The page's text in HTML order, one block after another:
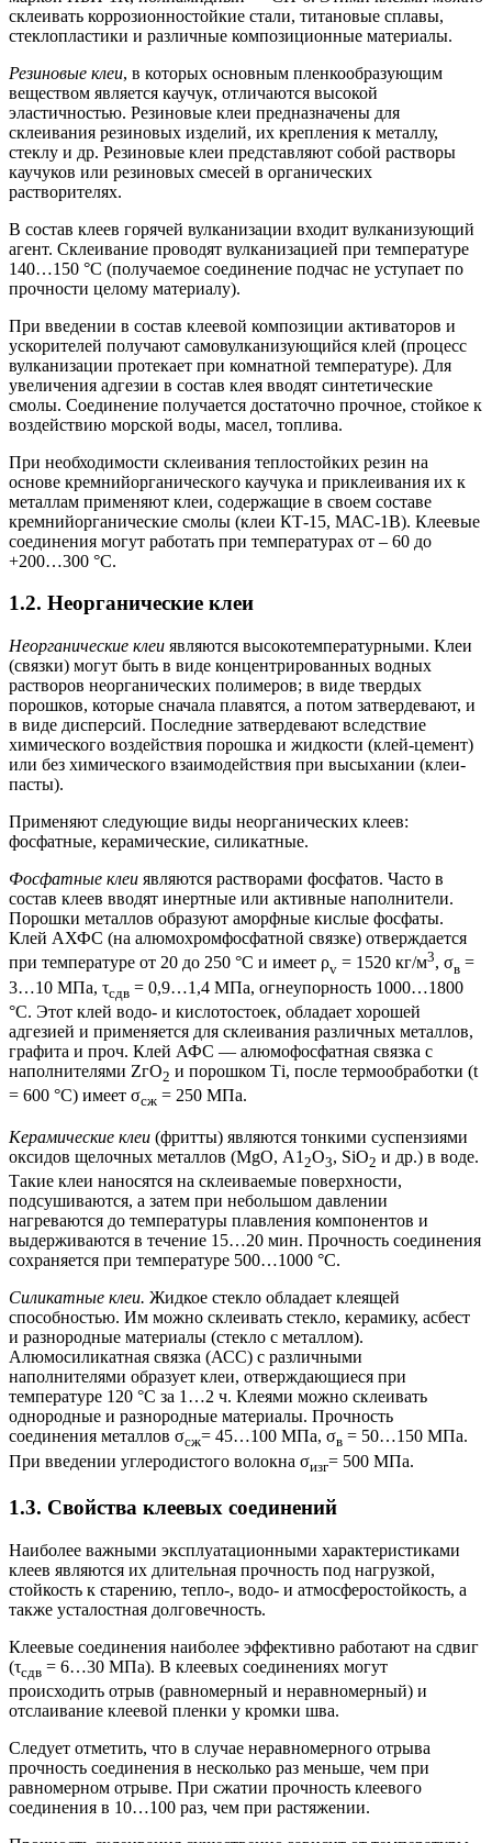
склеивать коррозионностойкие стали, титановые сплавы,
стеклопластики и различные композиционные материалы.
Резиновые клеи, в которых основным пленкообразующим
веществом является каучук, отличаются высокой
эластичностью. Резиновые клеи предназначены для
склеивания резиновых изделий, их крепления к металлу,
стеклу и др. Резиновые клеи представляют собой растворы
каучуков или резиновых смесей в органических
растворителях.
В состав клеев горячей вулканизации входит вулканизующий
агент. Склеивание проводят вулканизацией при температуре
140…150 °С (получаемое соединение подчас не уступает по
прочности целому материалу).
При введении в состав клеевой композиции активаторов и
ускорителей получают самовулканизующийся клей (процесс
вулканизации протекает при комнатной температуре). Для
увеличения адгезии в состав клея вводят синтетические
смолы. Соединение получается достаточно прочное, стойкое к
воздействию морской воды, масел, топлива.
При необходимости склеивания теплостойких резин на
основе кремнийорганического каучука и приклеивания их к
металлам применяют клеи, содержащие в своем составе
кремнийорганические смолы (клеи КТ-15, МАС-1В). Клеевые
соединения могут работать при температурах от – 60 до
+200…300 °С.
1.2. Неорганические клеи
Неорганические клеи являются высокотемпературными. Клеи
(связки) могут быть в виде концентрированных водных
растворов неорганических полимеров; в виде твердых
порошков, которые сначала плавятся, а потом затвердевают, и
в виде дисперсий. Последние затвердевают вследствие
химического воздействия порошка и жидкости (клей-цемент)
или без химического взаимодействия при высыхании (клеи-
пасты).
Применяют следующие виды неорганических клеев:
фосфатные, керамические, силикатные.
Фосфатные клеи являются растворами фосфатов. Часто в
состав клеев вводят инертные или активные наполнители.
Порошки металлов образуют аморфные кислые фосфаты.
Клей АХФС (на алюмохромфосфатной связке) отверждается
при температуре от 20 до 250 °С и имеет ρv = 1520 кг/м3, σв =
3…10 МПа, τсдв = 0,9…1,4 МПа, огнеупорность 1000…1800
°С. Этот клей водо- и кислотостоек, обладает хорошей
адгезией и применяется для склеивания различных металлов,
графита и проч. Клей АФС — алюмофосфатная связка с
наполнителями ZгО2 и порошком Тi, после термообработки (t
= 600 °С) имеет σсж = 250 МПа.
Керамические клеи (фритты) являются тонкими суспензиями
оксидов щелочных металлов (МgО, А1 2О3, SiO2 и др.) в воде.
Такие клеи наносятся на склеиваемые поверхности,
подсушиваются, а затем при небольшом давлении
нагреваются до температуры плавления компонентов и
выдерживаются в течение 15…20 мин. Прочность соединения
сохраняется при температуре 500…1000 °С.
Силикатные клеи. Жидкое стекло обладает клеящей
способностью. Им можно склеивать стекло, керамику, асбест
и разнородные материалы (стекло с металлом).
Алюмосиликатная связка (АСС) с различными
наполнителями образует клеи, отверждающиеся при
температуре 120 °С за 1…2 ч. Клеями можно склеивать
однородные и разнородные материалы. Прочность
соединения металлов σсж= 45…100 МПа, σв = 50…150 МПа.
При введении углеродистого волокна σизг= 500 МПа.
1.3. Свойства клеевых соединений
Наиболее важными эксплуатационными характеристиками
клеев являются их длительная прочность под нагрузкой,
стойкость к старению, тепло-, водо- и атмосферостойкость, а
также усталостная долговечность.
Клеевые соединения наиболее эффективно работают на сдвиг
(τсдв = 6…30 МПа). В клеевых соединениях могут
происходить отрыв (равномерный и неравномерный) и
отслаивание клеевой пленки у кромки шва.
Следует отметить, что в случае неравномерного отрыва
прочность соединения в несколько раз меньше, чем при
равномерном отрыве. При сжатии прочность клеевого
соединения в 10…100 раз, чем при растяжении.